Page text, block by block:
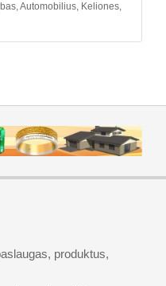
Automobilius, Keliones,
produktus,